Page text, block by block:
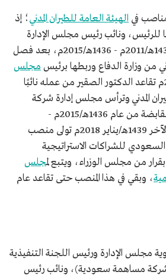
في الهيئة العامة للطيران المدني؛ إذ
للرئيس، ونائب رئيس مجلس الإدارة
بالمرتبة الممتازة في الفترة 1432هـ/2011م - 1436هـ/2015م، بعد فصل
من وزارة الدفاع وربطها برئيس مجلس
، عام 1436هـ/2015م تقاعد الدكتور الصقير من عمله نائبًا
المدني وترأس مجلس إدارة شركة
الطيران المدني السعودي القابضة من عام 1436هـ/2015م -
1439هـ/2017م. وفي ربيع الآخر 1439هـ/يناير 2018م تولى منصب
للشراكات الاستراتيجية
من مجلس الوزراء، ويتبع لمجلس
، وبقي في هذا المنصب حتى تقاعد عام
الإدارة ورئيس اللجنة التنفيذية
مساهمة سعودية)، ونائب رئيس